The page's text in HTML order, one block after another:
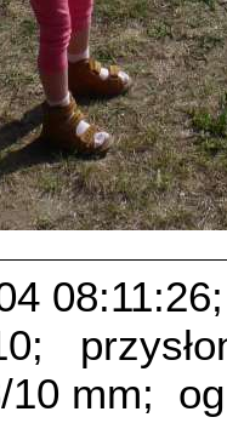
08:11:26;
mm;